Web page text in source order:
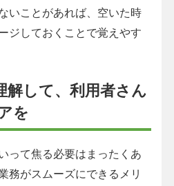
いことがあれば、空いた時
ジしておくことで覚えやす
解して、利用者さん
を
って焦る必要はまったくあ
務がスムーズにできるメリ